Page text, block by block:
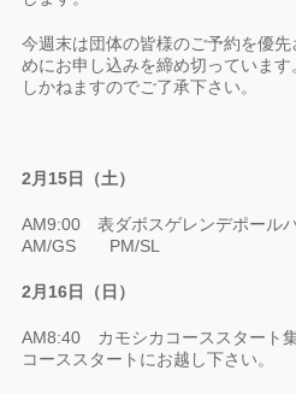
今週末は団体の皆様のご予約を優
めにお申し込みを締め切っていま
しかねますのでご了承下さい。
2月15日（土）
AM9:00 表ダボスゲレンデポール
AM/GS PM/SL
2月16日（日）
AM8:40 カモシカコーススタート
コーススタートにお越し下さい。